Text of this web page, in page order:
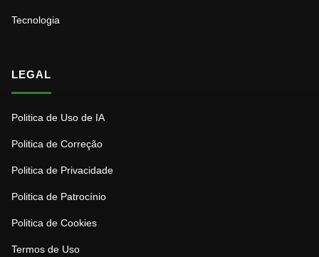
Tecnologia
LEGAL
Politica de Uso de IA
Politica de Correção
Politica de Privacidade
Politica de Patrocínio
Politica de Cookies
Termos de Uso